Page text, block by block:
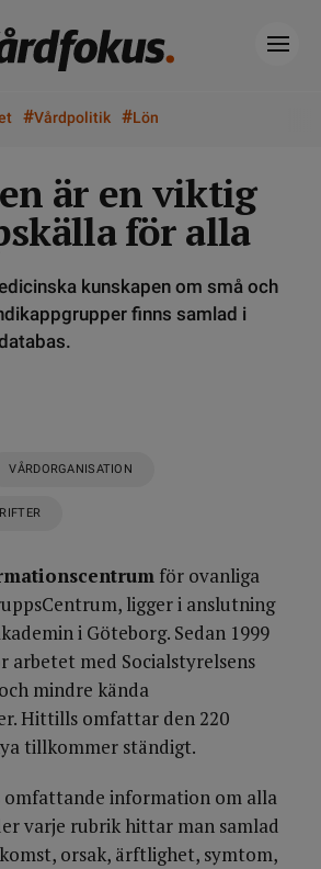
#Vårdpolitik #Lön
är en viktig
för alla
kunskapen om små och
finns samlad i
VÅRDORGANISATION
för ovanliga
ligger i anslutning
i Göteborg. Sedan 1999
arbetet med Socialstyrelsens
mindre kända
Hittills omfattar den 220
tillkommer ständigt.
omfattande information om alla
varje rubrik hittar man samlad
orsak, ärftlighet, symtom,